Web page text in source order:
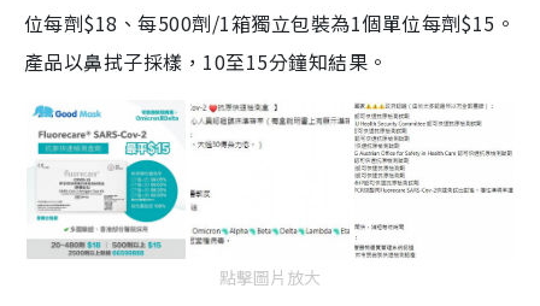
位每劑$18、每500劑/1箱獨立包裝為1個單位每劑$15。
產品以鼻拭子採樣，10至15分鐘知結果。
點擊圖片放大